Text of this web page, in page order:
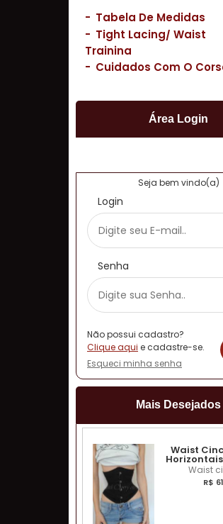
- Tabela De Medidas
- Tight Lacing/ Waist
Training
- Cuidados Com O
Área Login
Seja bem vindo(a)
Login
Senha
Não possui cadastro?
Clique aqui e cadastre-se.
Esqueci minha senha
Mais Desejados
Waist
Waist
R$